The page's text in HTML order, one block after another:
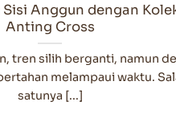
Anggun dengan
Anting Cross
tren silih berganti, namun
melampaui waktu.
satunya [...]